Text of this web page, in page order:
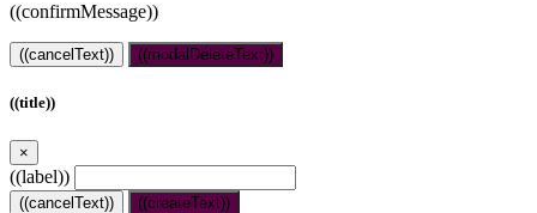
((confirmMessage))
((cancelText)) ((modalDeleteText))
((title))
×
((label))
((cancelText)) ((createText))